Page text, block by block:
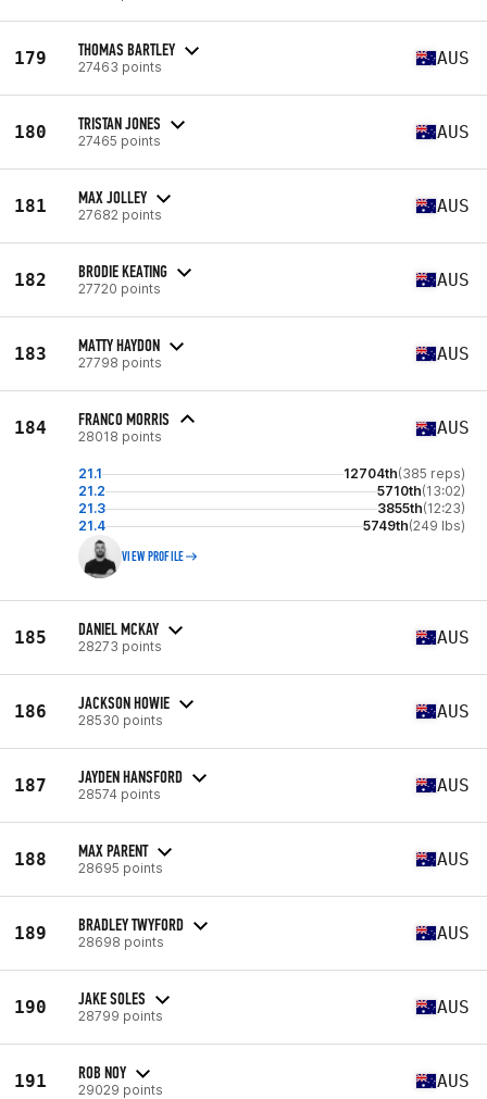
179 THOMAS BARTLEY
27463 points AUS
180 TRISTAN JONES
27465 points AUS
181 MAX JOLLEY
27682 points AUS
182 BRODIE KEATING
27720 points AUS
183 MATTY HAYDON
27798 points AUS
184 FRANCO MORRIS
28018 points AUS
21.1 12704th(385 reps)
21.2
5710th(13:02)
21.3
3855th(12:23)
21.4
5749th(249 lbs)
VIEW PROFILE
185 DANIEL MCKAY
28273 points AUS
186 JACKSON HOWIE
28530 points AUS
187 JAYDEN HANSFORD
28574 points AUS
188 MAX PARENT
28695 points AUS
189 BRADLEY TWYFORD
28698 points AUS
190 JAKE SOLES
28799 points AUS
191 ROB NOY
29029 points AUS